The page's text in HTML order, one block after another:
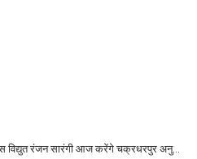
आज करेंगे चक्रधरपुर अनुमंडल व्यवहार न्यायालय का उद्घाटन